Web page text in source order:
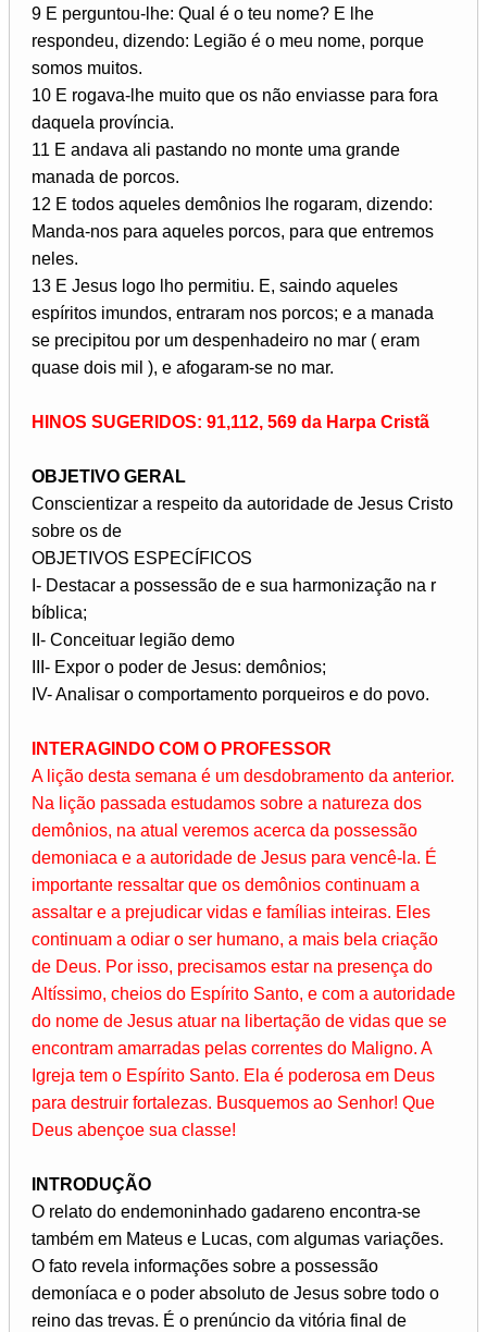
9 E perguntou-lhe: Qual é o teu nome? E lhe
respondeu, dizendo: Legião é o meu nome, porque
somos muitos.
10 E rogava-lhe muito que os não enviasse para fora
daquela província.
11 E andava ali pastando no monte uma grande
manada de porcos.
12 E todos aqueles demônios lhe rogaram, dizendo:
Manda-nos para aqueles porcos, para que entremos
neles.
13 E Jesus logo lho permitiu. E, saindo aqueles
espíritos imundos, entraram nos porcos; e a manada
se precipitou por um despenhadeiro no mar ( eram
quase dois mil ), e afogaram-se no mar.
HINOS SUGERIDOS: 91,112, 569 da Harpa Cristã
OBJETIVO GERAL
Conscientizar a respeito da autoridade de Jesus Cristo
sobre os de
OBJETIVOS ESPECÍFICOS
I- Destacar a possessão de e sua harmonização na r
bíblica;
II- Conceituar legião demo
III- Expor o poder de Jesus: demônios;
IV- Analisar o comportamento porqueiros e do povo.
INTERAGINDO COM O PROFESSOR
A lição desta semana é um desdobramento da anterior.
Na lição passada estudamos sobre a natureza dos
demônios, na atual veremos acerca da possessão
demoniaca e a autoridade de Jesus para vencê-la. É
importante ressaltar que os demônios continuam a
assaltar e a prejudicar vidas e famílias inteiras. Eles
continuam a odiar o ser humano, a mais bela criação
de Deus. Por isso, precisamos estar na presença do
Altíssimo, cheios do Espírito Santo, e com a autoridade
do nome de Jesus atuar na libertação de vidas que se
encontram amarradas pelas correntes do Maligno. A
Igreja tem o Espírito Santo. Ela é poderosa em Deus
para destruir fortalezas. Busquemos ao Senhor! Que
Deus abençoe sua classe!
INTRODUÇÃO
O relato do endemoninhado gadareno encontra-se
também em Mateus e Lucas, com algumas variações.
O fato revela informações sobre a possessão
demoníaca e o poder absoluto de Jesus sobre todo o
reino das trevas. É o prenúncio da vitória final de